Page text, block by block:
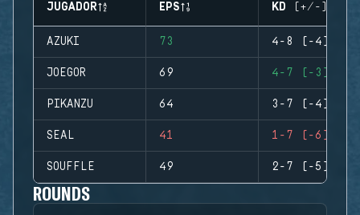
JUGADOR EPS KD (+/-)
AZUKI 73 4-8 (-4)
JOEGOR 69 4-7 (-3)
PIKANZU 64 3-7 (-4)
SEAL 41 1-7 (-6)
SOUFFLE 49 2-7 (-5)
ROUNDS